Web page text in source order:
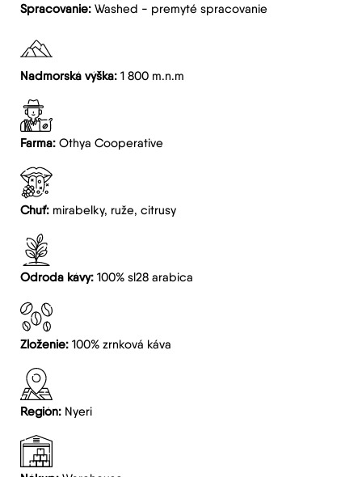
Spracovanie:Washed - premyté spracovanie
Nadmorská výška:1 800 m.n.m
Farma: Othya Cooperative
Chuť: mirabelky, ruže, citrusy
Odroda kávy: 100% sl28 arabica
Zloženie:100% zrnková káva
Región: Nyeri